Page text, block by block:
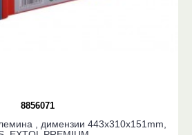
8856071
, димензии 443x310x151mm,